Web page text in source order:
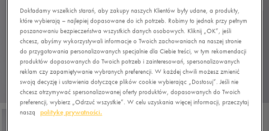
Dokładamy wszelkich starań, aby zakupy naszych Klientów były udane, a produkty,
które wybierają – najlepiej dopasowane do ich potrzeb. Robimy to jednak przy pełnym
poszanowaniu bezpieczeństwa wszystkich danych osobowych. Kliknij „OK”, jeśli
chcesz, abyśmy wykorzystywali informacje o Twoich zachowaniach na naszej stronie
do przygotowania personalizowanych specjalnie dla Ciebie treści, w tym rekomendacji
produktów dopasowanych do Twoich potrzeb i zainteresowań, spersonalizowanych
reklam czy zapamiętywanie wybranych preferencji. W każdej chwili możesz zmienić
swoją decyzję i ustawienia dotyczące plików cookie wybierając „Dostosuj”. Jeśli nie
chcesz otrzymywać spersonalizowanej oferty produktów, dopasowanych do Twoich
preferencji, wybierz „Odrzuć wszystkie”. W celu uzyskania więcej informacji, przeczytaj
naszą
politykę prywatności.